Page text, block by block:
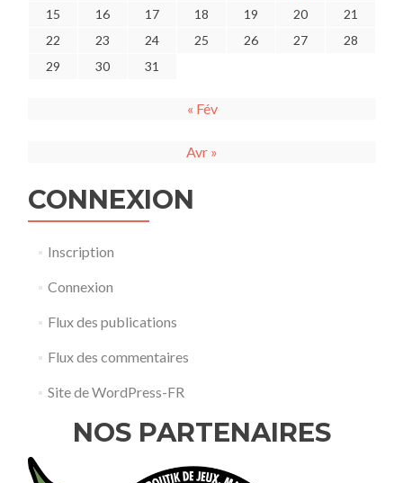
15
16 17 18 19 20
21
22
23 24 25 26 27
28
29
30 31
« Fév
Avr »
CONNEXION
Inscription
Connexion
Flux des publications
Flux des commentaires
Site de WordPress-FR
NOS PARTENAIRES